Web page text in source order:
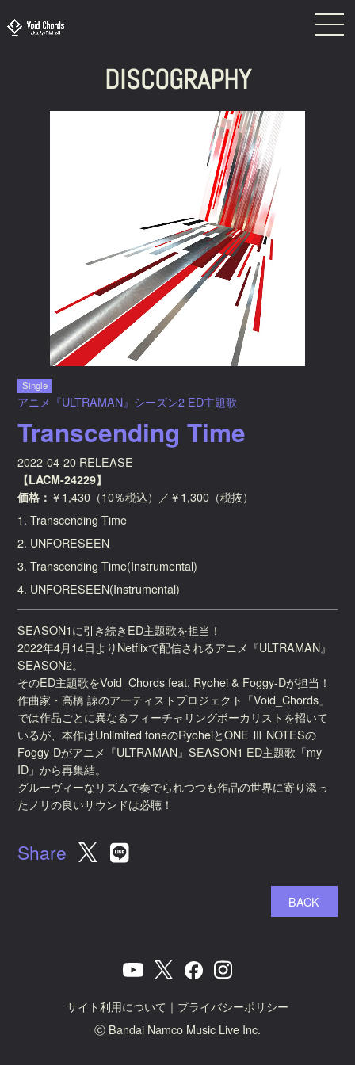
DISCOGRAPHY
Single
アニメ『ULTRAMAN』シーズン2 ED主題歌
Transcending Time
2022-04-20 RELEASE
【LACM-24229】
価格： ￥1,430（10％税込）／￥1,300（税抜）
1. Transcending Time
2. UNFORESEEN
3. Transcending Time(Instrumental)
4. UNFORESEEN(Instrumental)
SEASON1に引き続きED主題歌を担当！
2022年4月14日よりNetflixで配信されるアニメ『ULTRAMAN』
SEASON2。
そのED主題歌をVoid_Chords feat. Ryohei & Foggy-Dが担当！
作曲家・高橋 諒のアーティストプロジェクト「Void_Chords」
では作品ごとに異なるフィーチャリングボーカリストを招いて
いるが、本作はUnlimited toneのRyoheiとONE Ⅲ NOTESの
Foggy-Dがアニメ『ULTRAMAN』SEASON1 ED主題歌「my
ID」から再集結。
グルーヴィーなリズムで奏でられつつも作品の世界に寄り添っ
たノリの良いサウンドは必聴！
Share
BACK
サイト利用について ｜ プライバシーポリシー
ⓒ Bandai Namco Music Live Inc.